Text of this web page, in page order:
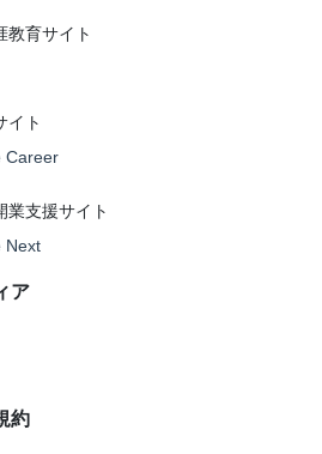
教育サイト
イト
Career
業支援サイト
Next
ア
約